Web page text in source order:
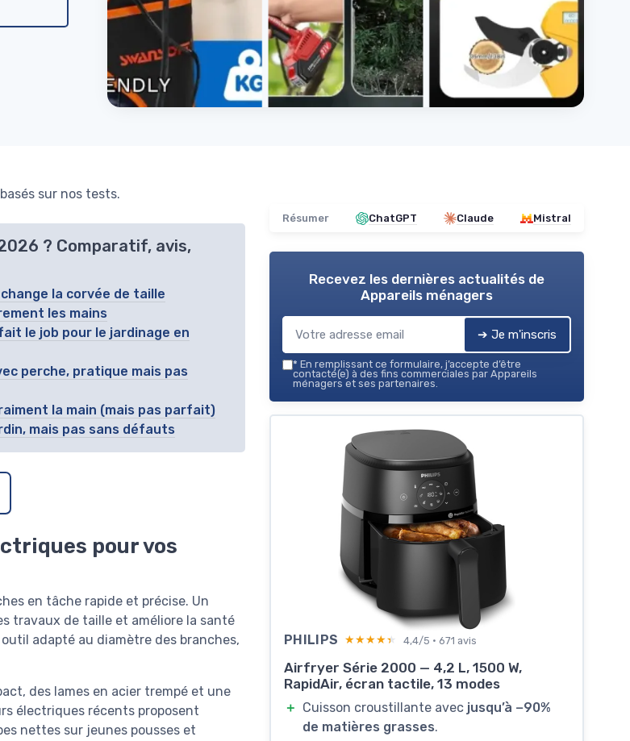
sur nos tests.
? Comparatif, avis,
la corvée de taille
les mains
le job pour le jardinage en
perche, pratique mais pas
la main (mais pas parfait)
mais pas sans défauts
pour vos
en tâche rapide et précise. Un
travaux de taille et améliore la santé
adapté au diamètre des branches,
des lames en acier trempé et une
électriques récents proposent
nettes sur jeunes pousses et
Résumer ChatGPT Claude Mistral
Recevez les dernières actualités de
Appareils ménagers
➔ Je m'inscris
* En remplissant ce formulaire, j’accepte d’être
contacté(e) à des fins commerciales par Appareils
ménagers et ses partenaires.
PHILIPS ★★★★★
★★★★★ 4,4/5 · 671 avis
Airfryer Série 2000 — 4,2 L, 1500 W,
RapidAir, écran tactile, 13 modes
＋ Cuisson croustillante avec jusqu’à −90%
de matières grasses.